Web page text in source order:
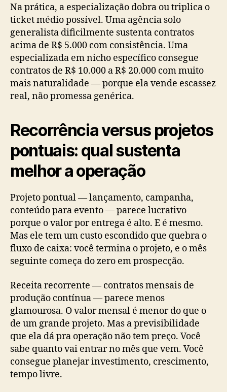
Na prática, a especialização dobra ou triplica o
ticket médio possível. Uma agência solo
generalista dificilmente sustenta contratos
acima de R$ 5.000 com consistência. Uma
especializada em nicho específico consegue
contratos de R$ 10.000 a R$ 20.000 com muito
mais naturalidade — porque ela vende escassez
real, não promessa genérica.
Recorrência versus projetos
pontuais: qual sustenta
melhor a operação
Projeto pontual — lançamento, campanha,
conteúdo para evento — parece lucrativo
porque o valor por entrega é alto. E é mesmo.
Mas ele tem um custo escondido que quebra o
fluxo de caixa: você termina o projeto, e o mês
seguinte começa do zero em prospecção.
Receita recorrente — contratos mensais de
produção contínua — parece menos
glamourosa. O valor mensal é menor do que o
de um grande projeto. Mas a previsibilidade
que ela dá pra operação não tem preço. Você
sabe quanto vai entrar no mês que vem. Você
consegue planejar investimento, crescimento,
tempo livre.